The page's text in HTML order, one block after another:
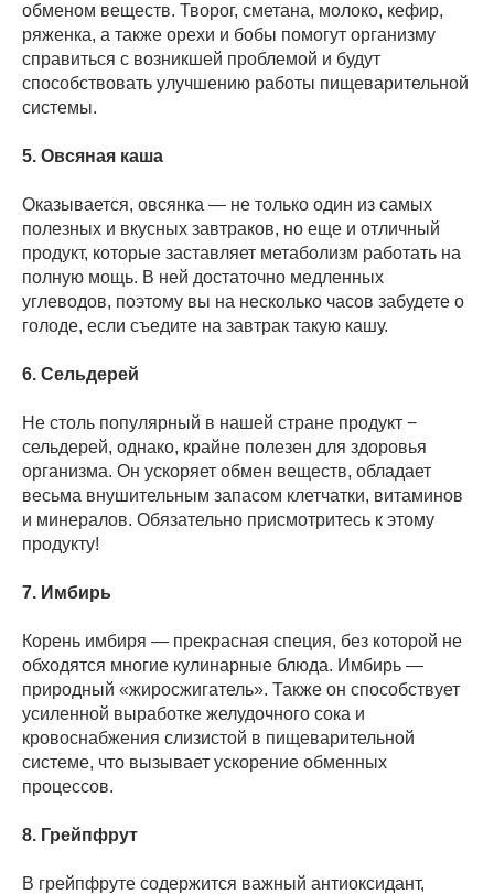
обменом веществ. Творог, сметана, молоко, кефир,
ряженка, а также орехи и бобы помогут организму
справиться с возникшей проблемой и будут
способствовать улучшению работы пищеварительной
системы.
5. Овсяная каша
Оказывается, овсянка — не только один из самых
полезных и вкусных завтраков, но еще и отличный
продукт, которые заставляет метаболизм работать на
полную мощь. В ней достаточно медленных
углеводов, поэтому вы на несколько часов забудете о
голоде, если съедите на завтрак такую кашу.
6. Сельдерей
Не столь популярный в нашей стране продукт −
сельдерей, однако, крайне полезен для здоровья
организма. Он ускоряет обмен веществ, обладает
весьма внушительным запасом клетчатки, витаминов
и минералов. Обязательно присмотритесь к этому
продукту!
7. Имбирь
Корень имбиря — прекрасная специя, без которой не
обходятся многие кулинарные блюда. Имбирь —
природный «жиросжигатель». Также он способствует
усиленной выработке желудочного сока и
кровоснабжения слизистой в пищеварительной
системе, что вызывает ускорение обменных
процессов.
8. Грейпфрут
В грейпфруте содержится важный антиоксидант,